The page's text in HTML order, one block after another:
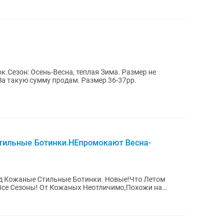
Осень-Весна, теплая Зима. Размер не
такую сумму продам. Размер 36-37рр.
Ботинки.НЕпромокают Весна-
Кожаные Стильные Ботинки. Новые!Что Летом
Сезоны! От Кожаных Неотличимо,Похожи на